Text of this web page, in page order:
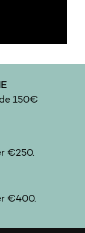
150€
€250.
€400.